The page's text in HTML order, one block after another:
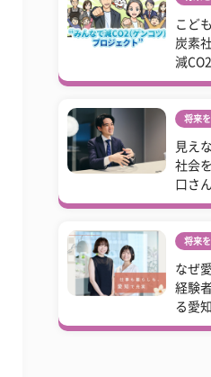
こど
炭素
減
将来
見え
社会
口さ
将来
なぜ
経験
る愛